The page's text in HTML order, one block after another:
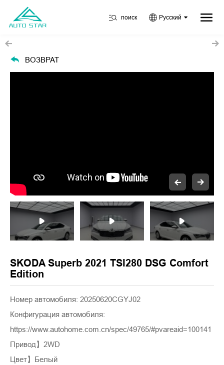
поиск Русский
ВОЗВРАТ
SKODA Superb 2021 TSI280 DSG Comfort
Edition
Номер автомобиля: 20250620CGYJ02
Конфигурация автомобиля:
https://www.autohome.com.cn/spec/49765/#pvareaid=100141
Привод】2WD
Цвет】Белый